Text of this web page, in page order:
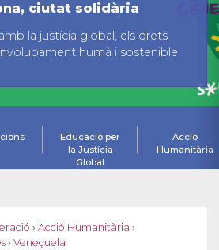
ciutat solidària
la justícia global, els drets
humà i sostenible
Educació per
la Justícia
Global
Acció
Humanitària
› Acció Humanitària ›
› Veneçuela